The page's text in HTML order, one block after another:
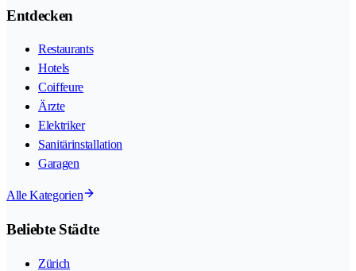
Entdecken
Restaurants
Hotels
Coiffeure
Ärzte
Elektriker
Sanitärinstallation
Garagen
Alle Kategorien
Beliebte Städte
Zürich